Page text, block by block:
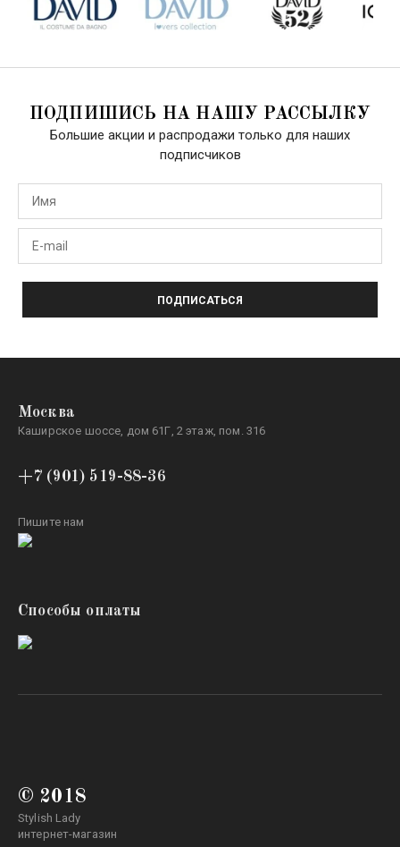
ПОДПИШИСЬ НА НАШУ РАССЫЛКУ
Большие акции и распродажи только для наших
подписчиков
ПОДПИСАТЬСЯ
Москва
Каширское шоссе, дом 61Г, 2 этаж, пом. 316
+7 (901) 519-88-36
Пишите нам
Способы оплаты
© 2018
Stylish Lady
интернет-магазин